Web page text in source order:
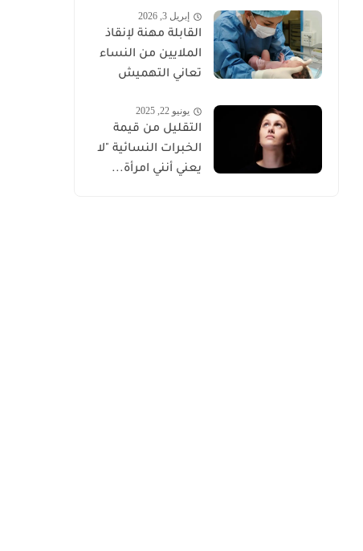
إبريل 3, 2026
القابلة مهنة لإنقاذ
الملايين من النساء
تعاني التهميش
يونيو 22, 2025
التقليل من قيمة
الخبرات النسائية "لا
يعني أنني امرأة...